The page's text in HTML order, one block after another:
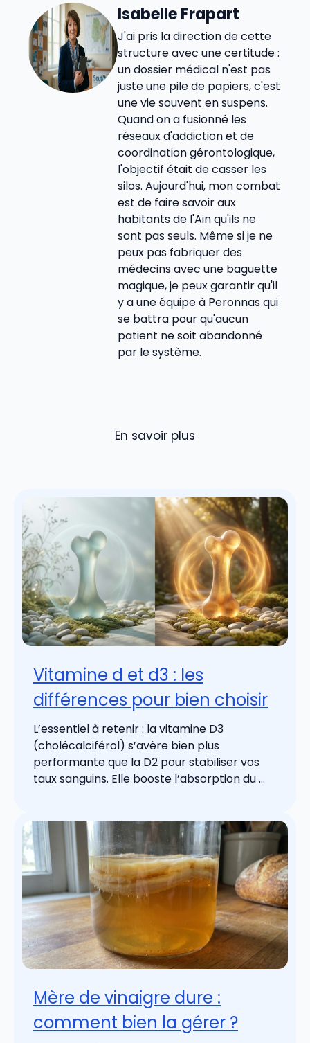
Isabelle Frapart
J'ai pris la direction de cette
structure avec une certitude :
un dossier médical n'est pas
juste une pile de papiers, c'est
une vie souvent en suspens.
Quand on a fusionné les
réseaux d'addiction et de
coordination gérontologique,
l'objectif était de casser les
silos. Aujourd'hui, mon combat
est de faire savoir aux
habitants de l'Ain qu'ils ne
sont pas seuls. Même si je ne
peux pas fabriquer des
médecins avec une baguette
magique, je peux garantir qu'il
y a une équipe à Peronnas qui
se battra pour qu'aucun
patient ne soit abandonné
par le système.
En savoir plus
Vitamine d et d3 : les
différences pour bien choisir
L’essentiel à retenir : la vitamine D3
(cholécalciférol) s’avère bien plus
performante que la D2 pour stabiliser vos
taux sanguins. Elle booste l’absorption du ...
Mère de vinaigre dure :
comment bien la gérer ?